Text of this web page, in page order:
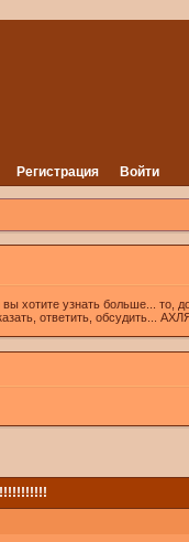
Регистрация Войти
узнать больше... то,
ответить, обсудить...